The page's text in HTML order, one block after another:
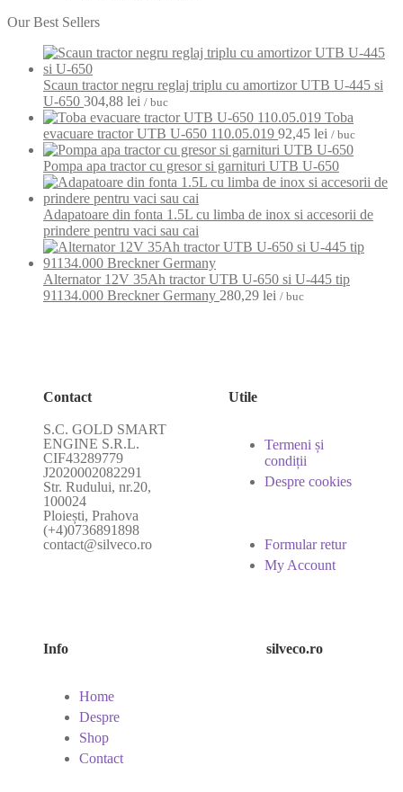
Our Best Sellers
Scaun tractor negru reglaj triplu cu amortizor UTB U-445 si
U-650 304,88 lei / buc
Toba
evacuare tractor UTB U-650 110.05.019 92,45 lei / buc
Pompa apa tractor cu gresor si garnituri UTB U-650
Adapatoare din fonta 1.5L cu limba de inox si accesorii de
prindere pentru vaci sau cai
Alternator 12V 35Ah tractor UTB U-650 si U-445 tip
91134.000 Breckner Germany 280,29 lei / buc
Contact
S.C. GOLD SMART
ENGINE S.R.L.
CIF43289779
J2020002082291
Str. Rudului, nr.20,
100024
Ploiești, Prahova
(+4)0736891898
contact@silveco.ro
Utile
Termeni și
condiții
Despre cookies
Formular retur
My Account
Info
Home
Despre
Shop
Contact
silveco.ro